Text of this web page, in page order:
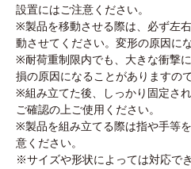
設置にはご注意ください。
※製品を移動させる際は、必ず左
動させてください。変形の原因に
※耐荷重制限内でも、大きな衝撃
損の原因になることがありますの
※組み立てた後、しっかり固定さ
ご確認の上ご使用ください。
※製品を組み立てる際は指や手等
意ください。
※サイズや形状によっては対応で